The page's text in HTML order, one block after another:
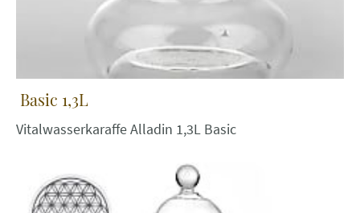
Basic 1,3L
Vitalwasserkaraffe Alladin 1,3L Basic